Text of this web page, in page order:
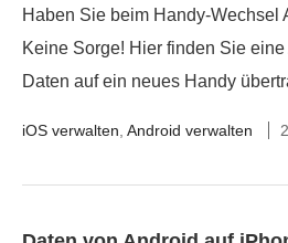
Haben Sie beim Handy-Wechsel
Keine Sorge! Hier finden Sie
Daten auf ein neues Handy
iOS verwalten, Android verwalten